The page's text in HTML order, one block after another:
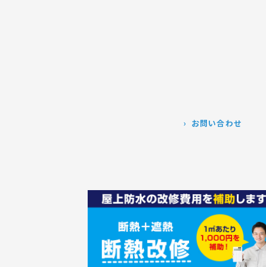
お問い合わせ